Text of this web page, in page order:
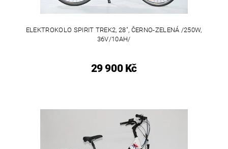
ELEKTROKOLO SPIRIT TREK2, 28", ČERNO-ZELENÁ /250W,
36V/10AH/
29 900 Kč